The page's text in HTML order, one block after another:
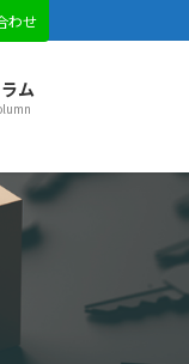
わせ
ム